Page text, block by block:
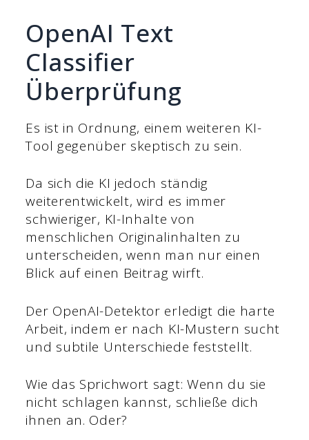
OpenAI Text
Classifier
Überprüfung
Es ist in Ordnung, einem weiteren KI-
Tool gegenüber skeptisch zu sein.
Da sich die KI jedoch ständig
weiterentwickelt, wird es immer
schwieriger, KI-Inhalte von
menschlichen Originalinhalten zu
unterscheiden, wenn man nur einen
Blick auf einen Beitrag wirft.
Der OpenAI-Detektor erledigt die harte
Arbeit, indem er nach KI-Mustern sucht
und subtile Unterschiede feststellt.
Wie das Sprichwort sagt: Wenn du sie
nicht schlagen kannst, schließe dich
ihnen an. Oder?